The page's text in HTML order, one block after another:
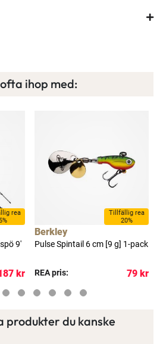
mer. Spara tusenlappar
ihop med:
rea
5%
9'
kr
Tillfällig rea
20%
Berkley
Pulse Spintail 6 cm [9 g] 1-pack
REA pris: 79 kr
du kanske